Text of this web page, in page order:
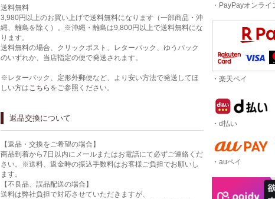
送料無料
3,980円以上のお買い上げで送料無料になります（一部商品・沖
縄、離島を除く）。※沖縄・離島は9,800円以上で送料無料にな
ります。
送料無料の場合、クリックポスト、レターパック、ゆうパック
のいずれか、当店指定の便で発送されます。
※レターパック、定形外郵便など、より安い方法で発送してほ
しい方はこちら をご参照ください。
返品交換について
【返品・交換をご希望の場合】
商品到着から7日以内にメールまたはお電話にて必ずご連絡くだ
さい。※送料、返金時の振込手数料はお客様ご負担でお願いし
ます。
【不良品、誤品配送の場合】
送料は弊社負担で対応させていただきますが、
・PayPayオンライ
・楽天ペイ
・d払い
・auペイ